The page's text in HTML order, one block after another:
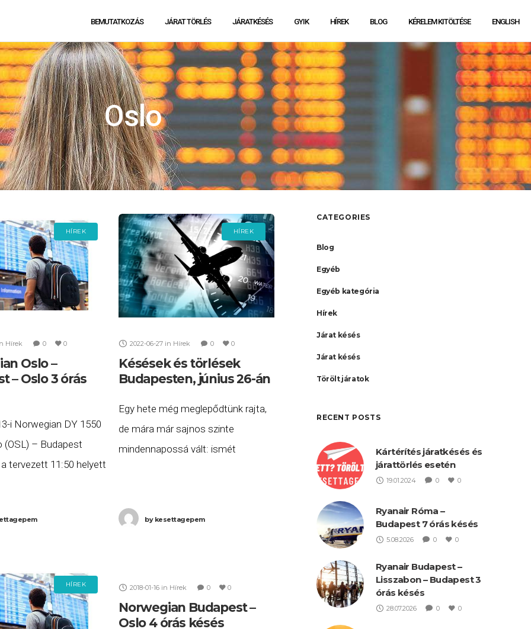
BEMUTATKOZÁS JÁRAT TÖRLÉS JÁRATKÉSÉS GYIK HÍREK BLOG KÉRELEM KITÖLTÉSE ENGLISH
Oslo
HÍREK
Hírek 0 0
Oslo –
– Oslo 3 órás
i Norwegian DY 1550
(OSL) – Budapest
tervezett 11:50 helyett
Budapest (BUD)
HÍREK
2022-06-27 in Hírek 0 0
Késések és törlések
Budapesten, június 26-án
Egy hete még meglepődtünk rajta,
de mára már sajnos szinte
mindennapossá vált: ismét
került a Budapestről induló vagy oda
érkező repülőjáratok közül 2022.
bykesettagepem
HÍREK 2018-01-16 in Hírek 0 0
Norwegian Budapest –
Oslo 4 órás késés
CATEGORIES
Blog
Egyéb
Egyéb kategória
Hírek
Járat késés
Járat késés
Törölt járatok
RECENT POSTS
Kártérítés járatkésés és
járattörlés esetén
19.01.2024 0 0
Ryanair Róma –
Budapest 7 órás késés
5.08.2026 0 0
Ryanair Budapest –
Lisszabon – Budapest 3
órás késés
28.07.2026 0 0